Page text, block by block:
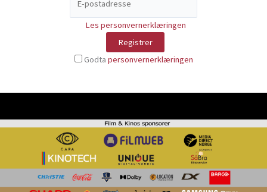
Les personvernerklæringen
Godta personvernerklæringen